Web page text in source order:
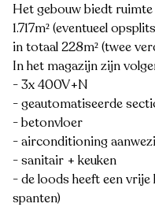
Het gebouw biedt
1.717m² (eventueel
in totaal 228m² (twee
In het magazijn zijn
- 3x 400V+N
- geautomatiseerde
- betonvloer
- airconditioning
- sanitair + keuken
- de loods heeft een
spanten)